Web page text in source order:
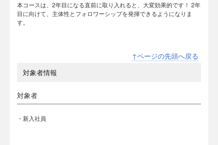
本コースは、2年目になる直前に取り入れると、大変効果的です！ 2年
目に向けて、主体性とフォロワーシップを発揮できるようになりま
す。
↑ページの先頭へ戻る
対象者情報
対象者
・新入社員